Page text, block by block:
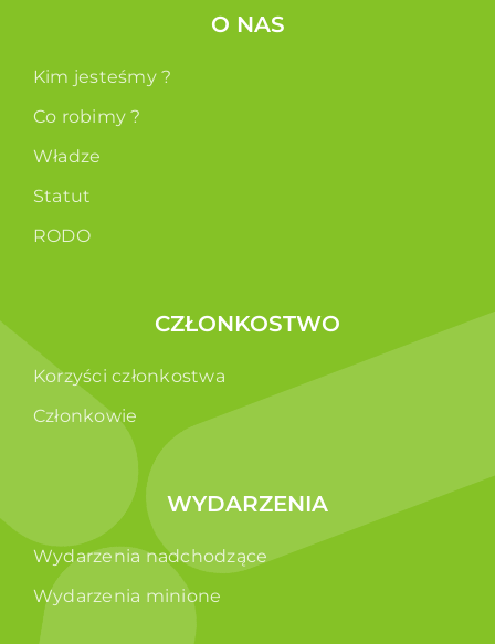
O NAS
Kim jesteśmy ?
Co robimy ?
Władze
Statut
RODO
CZŁONKOSTWO
Korzyści członkostwa
Członkowie
WYDARZENIA
Wydarzenia nadchodzące
Wydarzenia minione